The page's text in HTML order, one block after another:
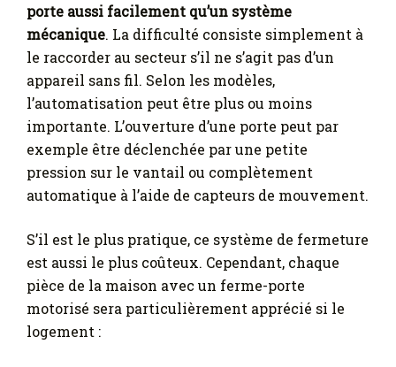
porte aussi facilement qu’un système
mécanique. La difficulté consiste simplement à
le raccorder au secteur s’il ne s’agit pas d’un
appareil sans fil. Selon les modèles,
l’automatisation peut être plus ou moins
importante. L’ouverture d’une porte peut par
exemple être déclenchée par une petite
pression sur le vantail ou complètement
automatique à l’aide de capteurs de mouvement.
S’il est le plus pratique, ce système de fermeture
est aussi le plus coûteux. Cependant, chaque
pièce de la maison avec un ferme-porte
motorisé sera particulièrement apprécié si le
logement :